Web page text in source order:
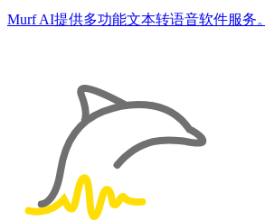
Murf AI提供多功能文本转语音软件服务。